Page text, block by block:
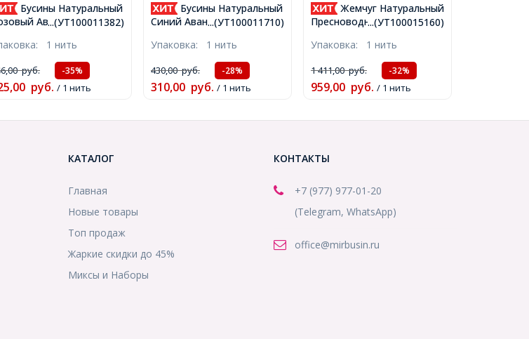
...(УТ100011382)
Бусины Натуральный
Авантюрин
Отверстие 1мм,
47шт/40см/нить,
1 нить
руб. -35%
руб. / 1 нить
...(УТ100011710)
Бусины Натуральный
Синий Авантюрин Круглые,
около 48шт/40см/нить,
(УТ100011710)
Упаковка: 1 нить
430,00руб. -28%
310,00 руб. / 1 нить
...(УТ100015160)
Жемчуг Натуральный
Пресноводный Класс В
Кость, 7~8мм, Отверстие
0.8мм, около 69шт/36см/
нить, (УТ100015160)
Упаковка: 1 нить
1 411,00руб. -32%
959,00 руб. / 1 нить
КАТАЛОГ
Главная
Новые товары
Топ продаж
Жаркие скидки до 45%
Миксы и Наборы
КОНТАКТЫ
+7 (977) 977-01-20
(Telegram, WhatsApp)
office@mirbusin.ru